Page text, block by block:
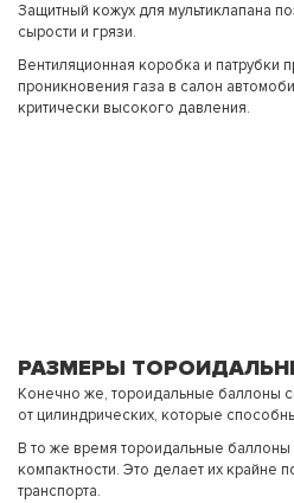
Защитный кожух для мультиклапана
сырости и грязи.
Вентиляционная коробка и патрубки
проникновения газа в салон
критически высокого давления.
РАЗМЕРЫ
Конечно же, тороидальные баллоны
от цилиндрических, которые
В то же время тороидальные
компактности. Это делает их крайне
транспорта.